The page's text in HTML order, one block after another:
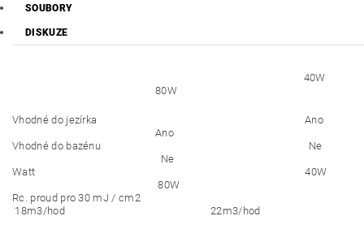
SOUBORY
DISKUZE
40W
80W
Vhodné do jezírka Ano
Ano
Vhodné do bazénu Ne
Ne
Watt 40W
80W
Rc. proud pro 30 mJ / cm2
18m3/hod 22m3/hod